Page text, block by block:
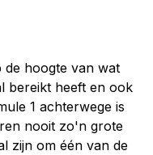
de hoogte van wat
bereikt heeft en ook
1 achterwege is
nooit zo'n grote
zijn om één van de